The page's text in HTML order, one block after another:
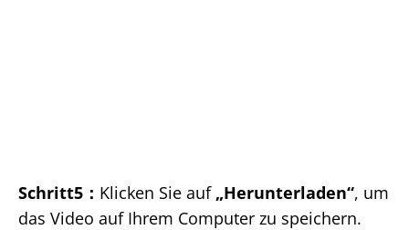
Schritt5： Klicken Sie auf „Herunterladen“, um
das Video auf Ihrem Computer zu speichern.